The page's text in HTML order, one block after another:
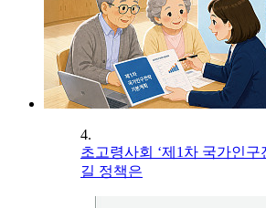
4.
초고령사회 ‘제1차 국가인구
길 정책은